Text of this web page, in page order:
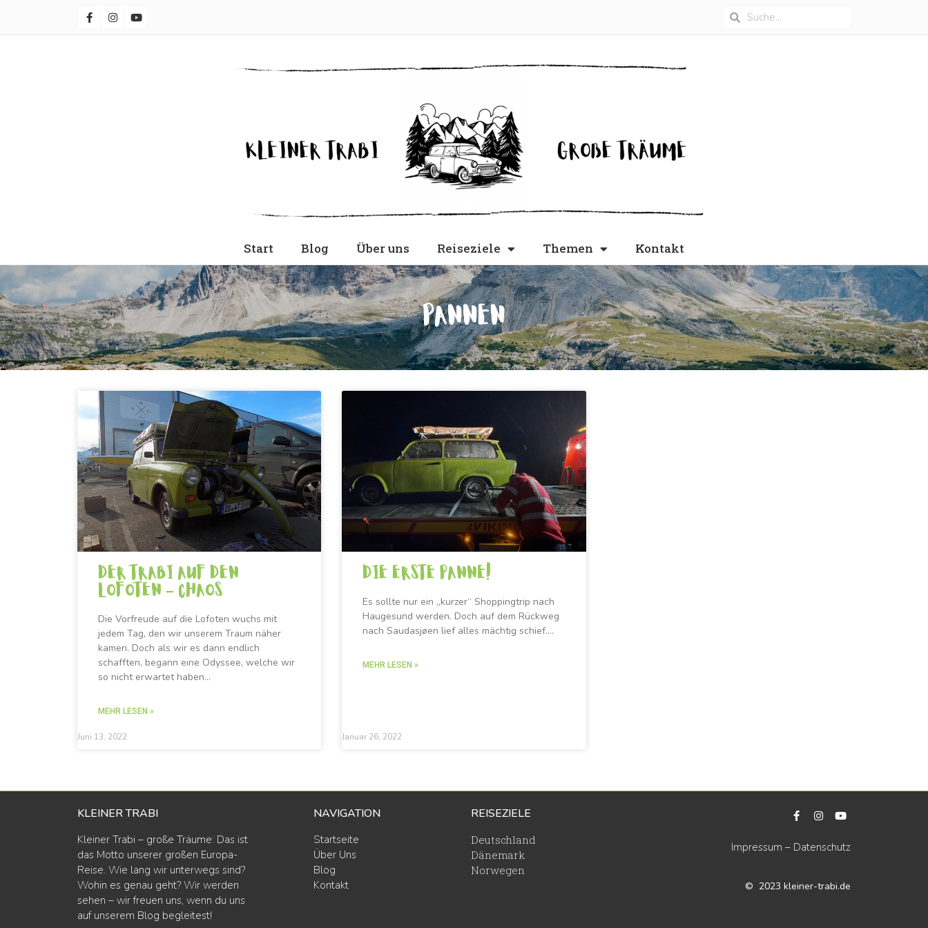
Start Blog Über uns Reiseziele Themen Kontakt
PANNEN
Der Trabi auf den
Lofoten – Chaos
Die Vorfreude auf die Lofoten wuchs mit
jedem Tag, den wir unserem Traum näher
kamen. Doch als wir es dann endlich
schafften, begann eine Odyssee, welche wir
so nicht erwartet haben…
MEHR LESEN »
Juni 13, 2022
Die erste Panne!
Es sollte nur ein „kurzer“ Shoppingtrip nach
Haugesund werden. Doch auf dem Rückweg
nach Saudasjøen lief alles mächtig schief….
MEHR LESEN »
Januar 26, 2022
KLEINER TRABI
Kleiner Trabi – große Träume: Das ist
das Motto unserer großen Europa-
Reise. Wie lang wir unterwegs sind?
Wohin es genau geht? Wir werden
sehen – wir freuen uns, wenn du uns
auf unserem Blog begleitest!
NAVIGATION
Startseite
Über Uns
Blog
Kontakt
REISEZIELE
Deutschland
Dänemark
Norwegen
Impressum – Datenschutz
© 2023 kleiner-trabi.de